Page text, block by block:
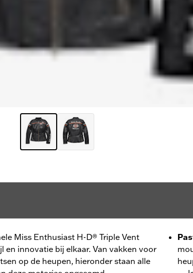
Miss Enthusiast H-D® Triple Vent
en innovatie bij elkaar. Van vakken voor
op de heupen, hieronder staan alle